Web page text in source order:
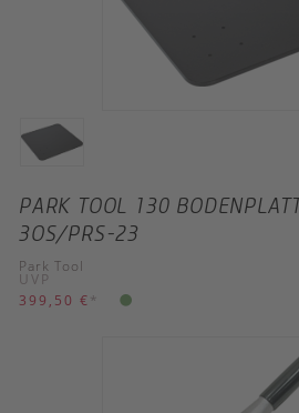
PARK TOOL 130
3OS/PRS-23
Park Tool
UVP
399,50 € *